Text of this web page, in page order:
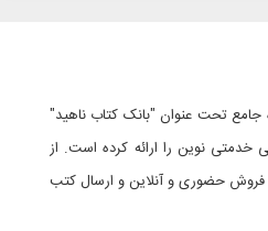
جامع تحت عنوان "بانک کتاب ناهید"
خدمتی نوین را ارائه کرده است. از
حضوری و آنلاین و ارسال کتب